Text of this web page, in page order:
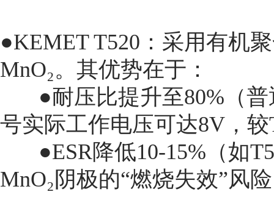
●KEMET T520：采用有机
MnO₂。其优势在于：
●耐压比提升至80%（普
号实际工作电压可达8V，
●ESR降低10-15%（如
MnO₂阴极的“燃烧失效”风